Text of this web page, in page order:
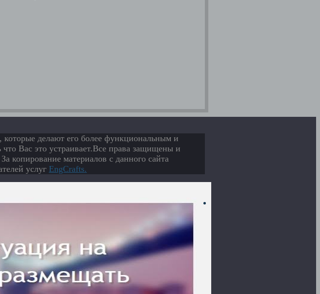
которые делают его более функциональным и
Вас это устраивает.Все права защищены и
копирование материалов с данного сайта
услуг EngСrafts.